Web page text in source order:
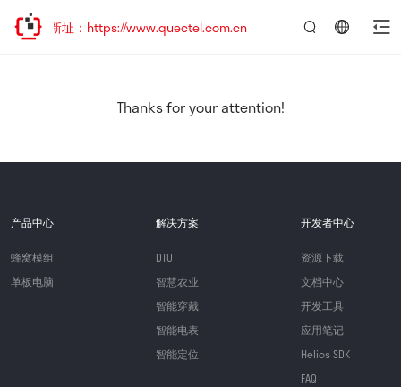
迎访问新址：https://www.quectel.com.cn
Thanks for your attention!
产品中心
蜂窝模组
单板电脑
解决方案
DTU
智慧农业
智能穿戴
智能电表
智能定位
开发者中心
资源下载
文档中心
开发工具
应用笔记
Helios SDK
FAQ